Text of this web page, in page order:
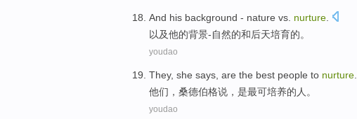
And his background - nature vs. nurture
以及他的背景-自然的和后天培育的。
youdao
They, she says, are the best people to nurture.
他们 ，桑德伯格说 ， 是最可培养的人。
youdao